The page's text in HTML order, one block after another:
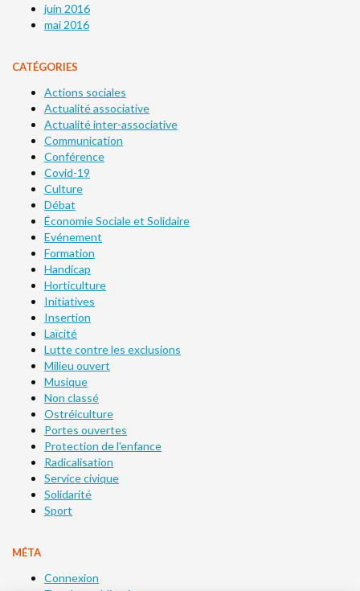
juin 2016
mai 2016
CATÉGORIES
Actions sociales
Actualité associative
Actualité inter-associative
Communication
Conférence
Covid-19
Culture
Débat
Économie Sociale et Solidaire
Evénement
Formation
Handicap
Horticulture
Initiatives
Insertion
Laïcité
Lutte contre les exclusions
Milieu ouvert
Musique
Non classé
Ostréiculture
Portes ouvertes
Protection de l'enfance
Radicalisation
Service civique
Solidarité
Sport
MÉTA
Connexion